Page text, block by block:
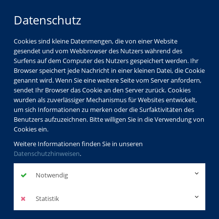
Datenschutz
Cookies sind kleine Datenmengen, die von einer Website
gesendet und vom Webbrowser des Nutzers während des
Surfens auf dem Computer des Nutzers gespeichert werden. Ihr
Browser speichert jede Nachricht in einer kleinen Datei, die Cookie
genannt wird. Wenn Sie eine weitere Seite vom Server anfordern,
sendet Ihr Browser das Cookie an den Server zurück. Cookies
wurden als zuverlässiger Mechanismus für Websites entwickelt,
um sich Informationen zu merken oder die Surfaktivitäten des
Benutzers aufzuzeichnen. Bitte willigen Sie in die Verwendung von
Cookies ein.
Weitere Informationen finden Sie in unseren
Datenschutzhinweisen.
Notwendig
Statistik